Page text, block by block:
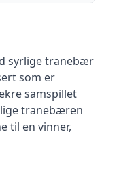
syrlige tranebær
som er
samspillet
tranebæren
til en vinner,